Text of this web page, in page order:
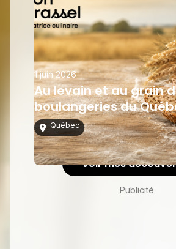
1 juin 2026
Au levain et au grain
boulangeries du
Québec
Voir mes
Publicité